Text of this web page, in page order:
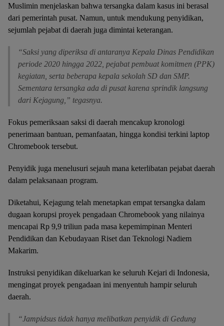
Muslimin menjelaskan bahwa tersangka dalam kasus ini berasal
dari pemerintah pusat. Namun, untuk mendukung penyidikan,
sejumlah pejabat di daerah juga dimintai keterangan.
“Saksi yang diperiksa di antaranya Kepala Dinas Pendidikan
periode 2020 hingga 2022, pejabat pembuat komitmen (PPK)
kegiatan, serta beberapa kepala sekolah SD dan SMP.
Sementara tersangka ada di pusat karena sprindik langsung
dari Kejagung,” tegasnya.
Fokus pemeriksaan saksi di daerah mencakup kronologi
penerimaan bantuan, pemanfaatan, hingga kondisi terkini laptop
Chromebook tersebut.
Penyidik juga menelusuri sejauh mana keterlibatan pejabat daerah
dalam pelaksanaan program.
Diketahui, Kejagung telah menetapkan empat tersangka dalam
dugaan korupsi proyek pengadaan Chromebook yang nilainya
mencapai Rp 9,9 triliun pada masa kepemimpinan Menteri
Pendidikan dan Kebudayaan Riset dan Teknologi Nadiem
Makarim.
Instruksi penyidikan dikeluarkan ke seluruh Kejari di Indonesia,
mengingat proyek pengadaan ini menyentuh hampir seluruh
daerah.
“Jampidsus tidak hanya melibatkan penyidik di Gedung